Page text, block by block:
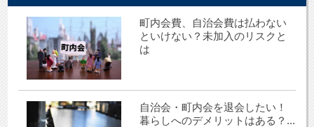
町内会費、自治会費は払わない
といけない？未加入のリスクと
は
自治会・町内会を退会したい！
暮らしへのデメリットはある？...